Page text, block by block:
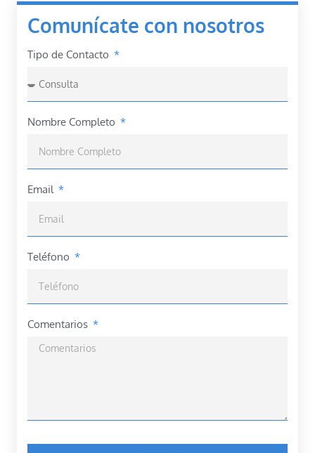
Comunícate con nosotros
Tipo de Contacto
Nombre Completo
Email
Teléfono
Comentarios